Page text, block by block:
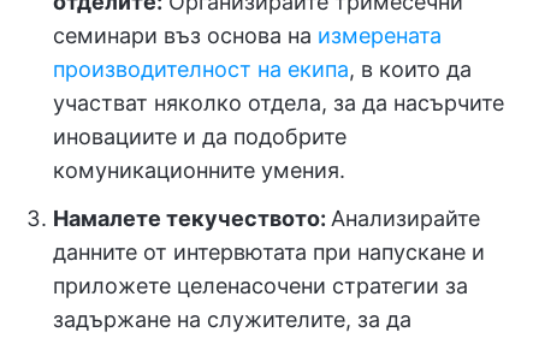
семинари въз основа на измерената
производителност на екипа, в които да
участват няколко отдела, за да насърчите
иновациите и да подобрите
комуникационните умения.
Намалете текучеството: Анализирайте
данните от интервютата при напускане и
приложете целенасочени стратегии за
задържане на служителите, за да